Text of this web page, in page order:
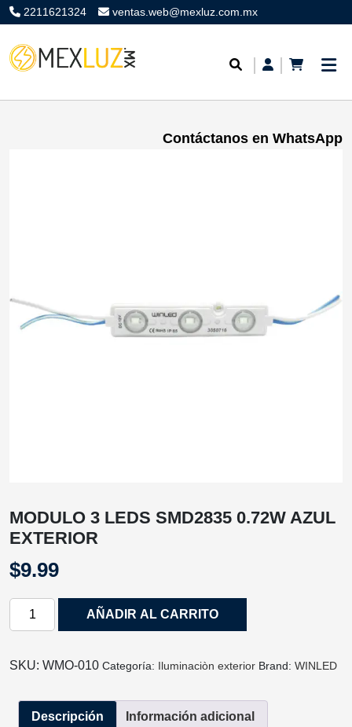
2211621324 ventas.web@mexluz.com.mx
Contáctanos en WhatsApp
MODULO 3 LEDS SMD2835 0.72W AZUL
EXTERIOR
$9.99
MODULO
SMD2835
AZUL
EXTERIOR
AÑADIR AL CARRITO
SKU: WMO‐010 Categoría: Iluminaciòn exterior Brand: WINLED
Descripción Información adicional